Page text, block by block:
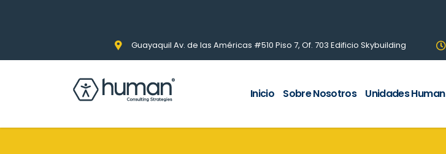
Guayaquil Av. de las Américas #510 Piso 7, Of. 703 Edificio Skybuilding
Inicio Sobre Nosotros Unidades Human